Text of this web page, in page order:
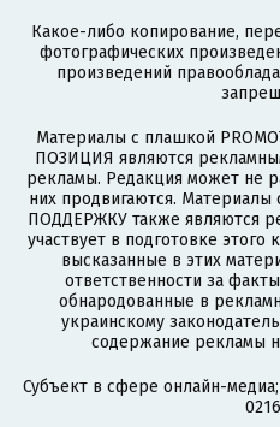
Какое-либо копирование,
фотографических
произведений
Материалы с плашкой
ПОЗИЦИЯ являются
рекламы. Редакция может не
них продвигаются.
ПОДДЕРЖКУ также являются
участвует в подготовке этого
высказанные в этих
ответственности за
обнародованные в
украинскому
содержание рекламы
Субъект в сфере онлайн-